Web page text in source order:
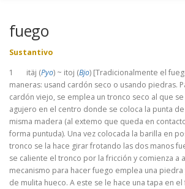
fuego
Sustantivo
1 itäj (Pyo) ~ itoj (Bjo) [Tradicionalmente el
maneras: usand cardón seco o usando piedras.
cardón viejo, se emplea un tronco seco al que
agujero en el centro donde se coloca la punta
misma madera (al extemo que queda en
forma puntuda). Una vez colocada la barilla en
tronco se la hace girar frotando las dos manos
se caliente el tronco por la fricción y comienza a
mecanismo para hacer fuego emplea una piedra
de mulita hueco. A este se le hace una tapa en